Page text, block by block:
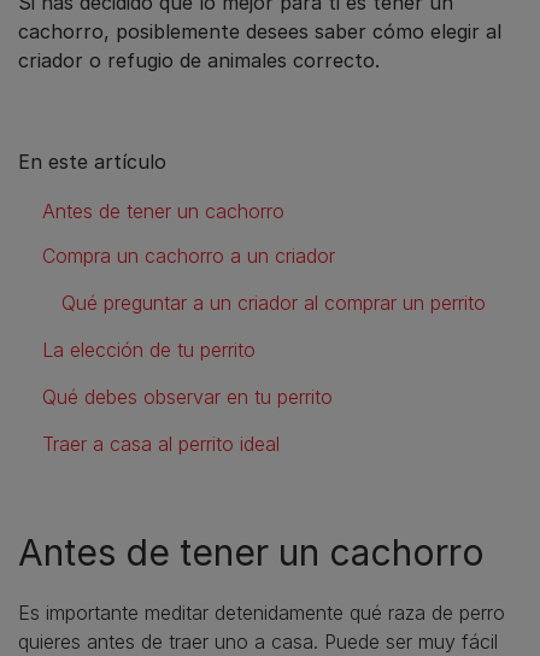
cachorro, posiblemente desees saber cómo elegir al
criador o refugio de animales correcto.
En este artículo
Antes de tener un cachorro
Compra un cachorro a un criador
Qué preguntar a un criador al comprar un perrito
La elección de tu perrito
Qué debes observar en tu perrito
Traer a casa al perrito ideal
Antes de tener un cachorro
Es importante meditar detenidamente qué raza de perro
quieres antes de traer uno a casa. Puede ser muy fácil